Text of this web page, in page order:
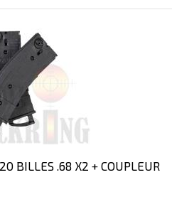
BILLES .68 X2 + COUPLEUR